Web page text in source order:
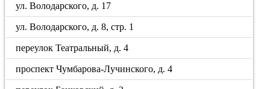
ул. Володарского, д. 17
ул. Володарского, д. 8, стр. 1
переулок Театральный, д. 4
проспект Чумбарова-Лучинского, д. 4